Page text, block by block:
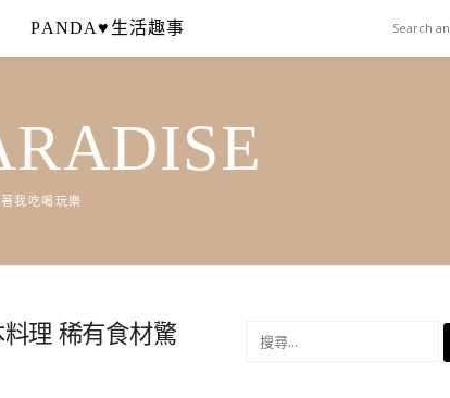
PANDA♥生活趣事
我吃喝玩樂
理 稀有食材驚